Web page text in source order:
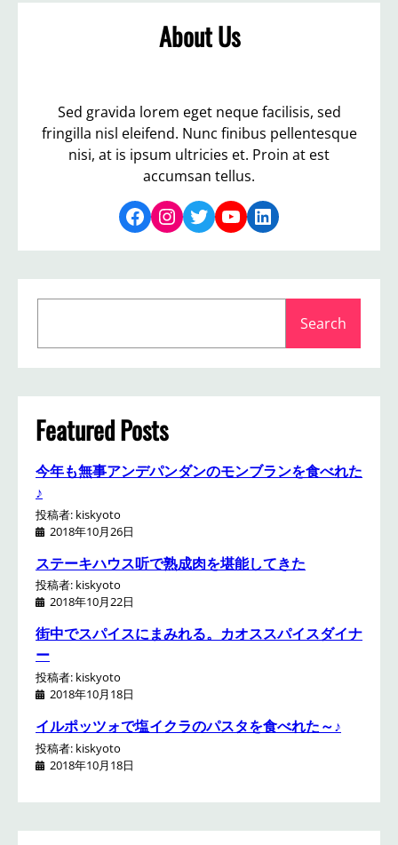
About Us
Sed gravida lorem eget neque facilisis, sed
fringilla nisl eleifend. Nunc finibus pellentesque
nisi, at is ipsum ultricies et. Proin at est
accumsan tellus.
Facebook Instagram Twitter YouTube LinkedIn
a
r
c
h
Search
Featured Posts
今年も無事アンデパンダンのモンブランを食べれた
♪
投稿者: kiskyoto
2018年10月26日
ステーキハウス听で熟成肉を堪能してきた
投稿者: kiskyoto
2018年10月22日
街中でスパイスにまみれる。カオススパイスダイナ
ー
投稿者: kiskyoto
2018年10月18日
イルポッツォで塩イクラのパスタを食べれた～♪
投稿者: kiskyoto
2018年10月18日